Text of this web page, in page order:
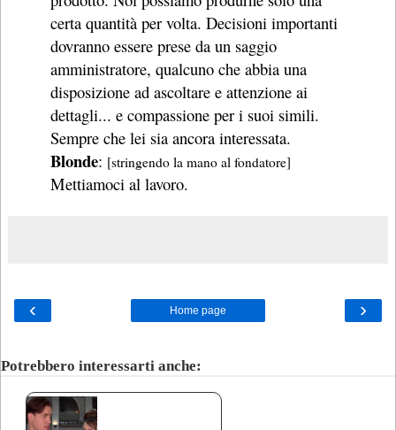
certa quantità per volta. Decisioni importanti
dovranno essere prese da un saggio
amministratore, qualcuno che abbia una
disposizione ad ascoltare e attenzione ai
dettagli... e compassione per i suoi simili.
Sempre che lei sia ancora interessata.
Blonde: [stringendo la mano al fondatore]
Mettiamoci al lavoro.
‹ ›
Home page
Potrebbero interessarti anche: